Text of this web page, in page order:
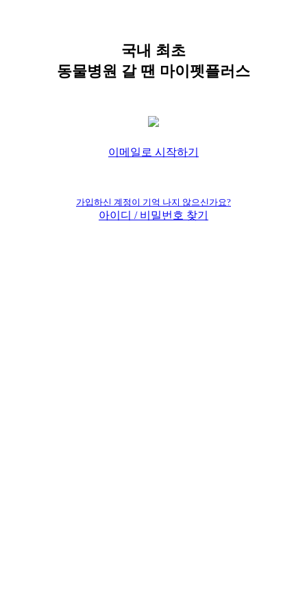
국내 최초
동물병원 갈 땐 마이펫플러스
이메일로 시작하기
가입하신 계정이 기억 나지 않으신가요?
아이디 / 비밀번호 찾기